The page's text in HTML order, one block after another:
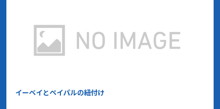
イーベイとペイパルの紐付け